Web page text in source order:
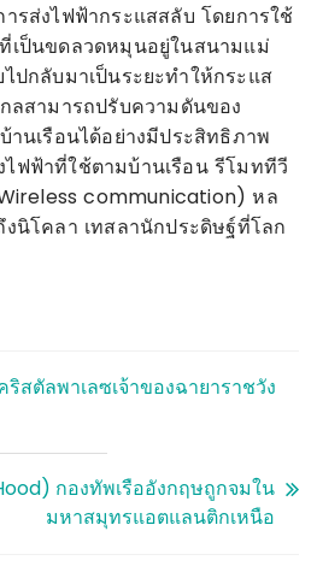
รส่งไฟฟ้ากระแสสลับ โดยการใช้
เป็นขดลวดหมุนอยู่ในสนามแม่
ปกลับมาเป็นระยะทำให้กระแส
ลสามารถปรับความดันของ
านเรือนได้อย่างมีประสิทธิภาพ
ฟฟ้าที่ใช้ตามบ้านเรือน รีโมททีวี
communication) หล
นิโคลา เทสลานักประดิษฐ์ที่โลก
สตัลพาเลซเจ้าของฉายาราชวัง
กองทัพเรืออังกฤษถูกจมใน
มหาสมุทรแอตแลนติกเหนือ